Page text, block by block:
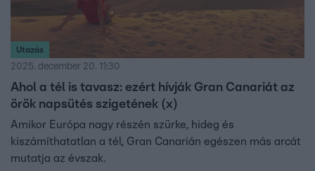
Utazás
2025. december 20. 11:30
Ahol a tél is tavasz: ezért hívják Gran Canariát az
örök napsütés szigetének (x)
Amikor Európa nagy részén szürke, hideg és
kiszámíthatatlan a tél, Gran Canarián egészen más arcát
mutatja az évszak.